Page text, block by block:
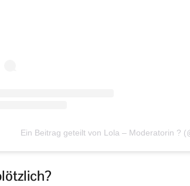
Ein Beitrag geteilt von Lola – Moderatorin ?